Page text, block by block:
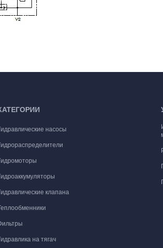
насосы
клапана
на тягач